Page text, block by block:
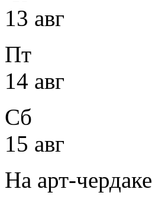
13 авг
Пт
14 авг
Сб
15 авг
На арт-чердаке